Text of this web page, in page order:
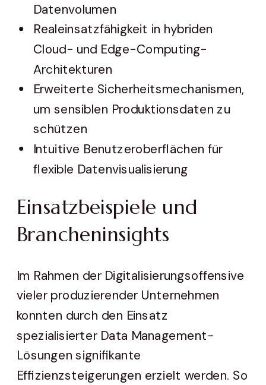
Datenvolumen
Realeinsatzfähigkeit in hybriden
Cloud- und Edge-Computing-
Architekturen
Erweiterte Sicherheitsmechanismen,
um sensiblen Produktionsdaten zu
schützen
Intuitive Benutzeroberflächen für
flexible Datenvisualisierung
Einsatzbeispiele und
Brancheninsights
Im Rahmen der Digitalisierungsoffensive
vieler produzierender Unternehmen
konnten durch den Einsatz
spezialisierter Data Management-
Lösungen signifikante
Effizienzsteigerungen erzielt werden. So